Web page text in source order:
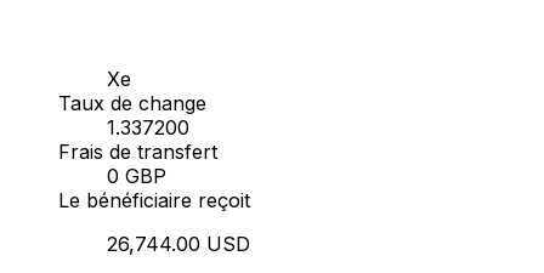
Xe
Taux de change
1.337200
Frais de transfert
0 GBP
Le bénéficiaire reçoit
26,744.00 USD